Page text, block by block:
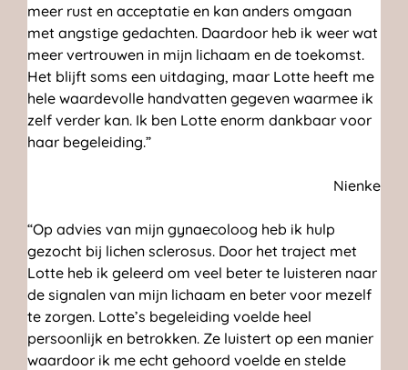
meer rust en acceptatie en kan anders omgaan
met angstige gedachten. Daardoor heb ik weer wat
meer vertrouwen in mijn lichaam en de toekomst.
Het blijft soms een uitdaging, maar Lotte heeft me
hele waardevolle handvatten gegeven waarmee ik
zelf verder kan. Ik ben Lotte enorm dankbaar voor
haar begeleiding.”
Nienke
“Op advies van mijn gynaecoloog heb ik hulp
gezocht bij lichen sclerosus. Door het traject met
Lotte heb ik geleerd om veel beter te luisteren naar
de signalen van mijn lichaam en beter voor mezelf
te zorgen. Lotte’s begeleiding voelde heel
persoonlijk en betrokken. Ze luistert op een manier
waardoor ik me echt gehoord voelde en stelde